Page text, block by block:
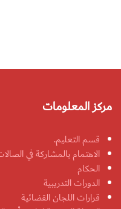
مركز المعلومات
قسم التعليم.
الاهتمام بالمشاركة في
الحكام
الدورات التدريبية
قرارات اللجان القضائية